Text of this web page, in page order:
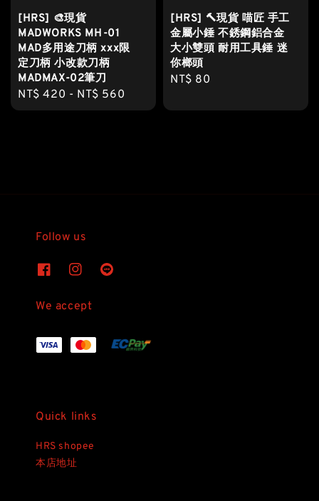
[HRS] 🎨現貨
MADWORKS MH-01
MAD多用途刀柄 xxx限
定刀柄 小改款刀柄
MADMAX-02筆刀
Regular
price
NT$ 420 - NT$ 560
[HRS] 🔨現貨 喵匠 手工
金屬小錘 不銹鋼鋁合金
大小雙頭 耐用工具錘 迷
你榔頭
Regular
NT$ 80
Follow us
We accept
Quick links
HRS shopee
本店地址